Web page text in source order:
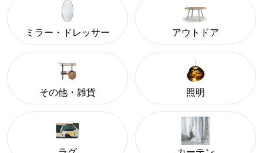
ミラー・ドレッサー アウトドア
その他・雑貨 照明